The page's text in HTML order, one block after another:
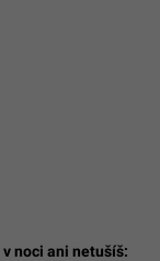
noci ani netušíš: